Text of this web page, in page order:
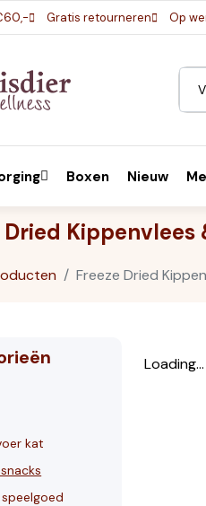
Gratis retourneren Op
Boxen Nieuw
Dried Kippenvlees
Freeze Dried
kat
Loading...